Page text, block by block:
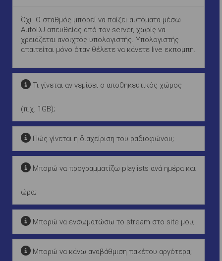
Όχι. Ο σταθμός μπορεί να παίζει αυτόματα μέσω
AutoDJ απευθείας από τον server, χωρίς να
χρειάζεται ανοιχτός υπολογιστής. Υπολογιστής
απαιτείται μόνο όταν θέλετε να κάνετε live εκπομπή.
Τι γίνεται αν γεμίσει ο αποθηκευτικός χώρος
(π.χ. 1GB);
Πώς γίνεται η διαχείριση του ραδιοφώνου;
Μπορώ να προγραμματίζω playlists ανά ημέρα και
ώρα;
Μπορώ να ενσωματώσω το stream στο site μου;
Μπορώ να κάνω αναβάθμιση πακέτου αργότερα;